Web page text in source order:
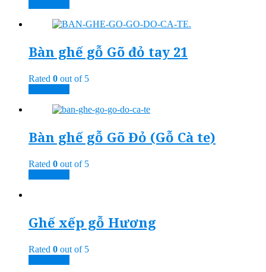
Bàn ghế gỗ Gõ đỏ tay 21
Rated 0 out of 5
Bàn ghế gỗ Gõ Đỏ (Gỗ Cà te)
Rated 0 out of 5
Ghế xếp gỗ Hương
Rated 0 out of 5